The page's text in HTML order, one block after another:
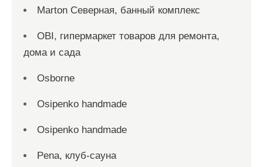
Marton Северная, банный комплекс
OBI, гипермаркет товаров для ремонта,
дома и сада
Osborne
Osipenko handmade
Osipenko handmade
Pena, клуб-сауна